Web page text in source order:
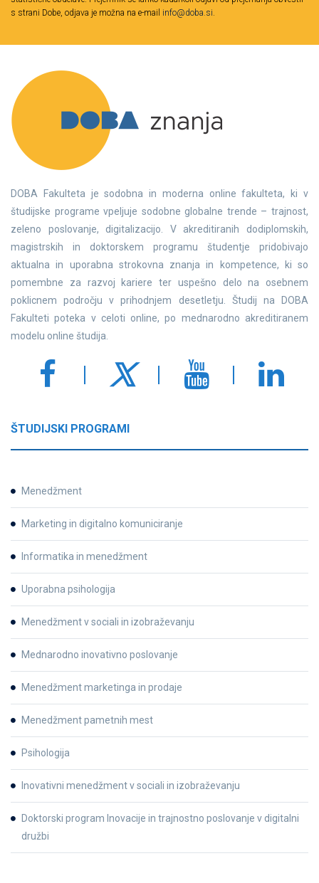
s strani Dobe, odjava je možna na e-mail info@doba.si.
DOBA Fakulteta je sodobna in moderna online fakulteta, ki v
študijske programe vpeljuje sodobne globalne trende – trajnost,
zeleno poslovanje, digitalizacijo. V akreditiranih dodiplomskih,
magistrskih in doktorskem programu študentje pridobivajo
aktualna in uporabna strokovna znanja in kompetence, ki so
pomembne za razvoj kariere ter uspešno delo na osebnem
poklicnem področju v prihodnjem desetletju. Študij na DOBA
Fakulteti poteka v celoti online, po mednarodno akreditiranem
modelu online študija.
ŠTUDIJSKI PROGRAMI
Menedžment
Marketing in digitalno komuniciranje
Informatika in menedžment
Uporabna psihologija
Menedžment v sociali in izobraževanju
Mednarodno inovativno poslovanje
Menedžment marketinga in prodaje
Menedžment pametnih mest
Psihologija
Inovativni menedžment v sociali in izobraževanju
Doktorski program Inovacije in trajnostno poslovanje v digitalni
družbi